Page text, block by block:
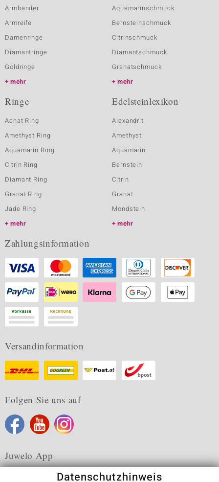
Armbänder
Armreife
Damenringe
Diamantringe
Goldringe
mehr
Aquamarinschmuck
Bernsteinschmuck
Citrinschmuck
Diamantschmuck
Granatschmuck
mehr
Ringe
Achat Ring
Amethyst Ring
Aquamarin Ring
Citrin Ring
Diamant Ring
Granat Ring
Jade Ring
mehr
Edelsteinlexikon
Alexandrit
Amethyst
Aquamarin
Bernstein
Citrin
Granat
Mondstein
mehr
Zahlungsinformation
Versandinformation
Folgen Sie uns auf
Juwelo App
Datenschutzhinweis